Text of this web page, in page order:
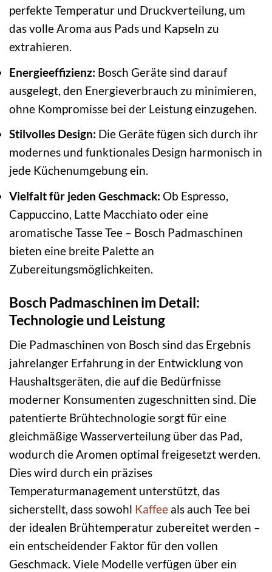
perfekte Temperatur und Druckverteilung, um
das volle Aroma aus Pads und Kapseln zu
extrahieren.
Energieeffizienz: Bosch Geräte sind darauf
ausgelegt, den Energieverbrauch zu minimieren,
ohne Kompromisse bei der Leistung einzugehen.
Stilvolles Design: Die Geräte fügen sich durch ihr
modernes und funktionales Design harmonisch in
jede Küchenumgebung ein.
Vielfalt für jeden Geschmack: Ob Espresso,
Cappuccino, Latte Macchiato oder eine
aromatische Tasse Tee – Bosch Padmaschinen
bieten eine breite Palette an
Zubereitungsmöglichkeiten.
Bosch Padmaschinen im Detail:
Technologie und Leistung
Die Padmaschinen von Bosch sind das Ergebnis
jahrelanger Erfahrung in der Entwicklung von
Haushaltsgeräten, die auf die Bedürfnisse
moderner Konsumenten zugeschnitten sind. Die
patentierte Brühtechnologie sorgt für eine
gleichmäßige Wasserverteilung über das Pad,
wodurch die Aromen optimal freigesetzt werden.
Dies wird durch ein präzises
Temperaturmanagement unterstützt, das
sicherstellt, dass sowohl Kaffee als auch Tee bei
der idealen Brühtemperatur zubereitet werden –
ein entscheidender Faktor für den vollen
Geschmack. Viele Modelle verfügen über ein